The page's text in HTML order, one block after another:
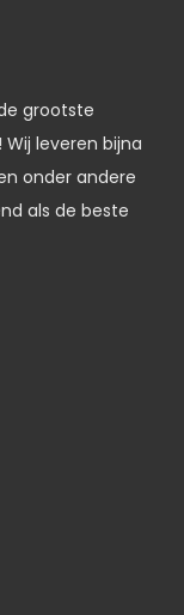
grootste
leveren bijna
onder andere
als de beste